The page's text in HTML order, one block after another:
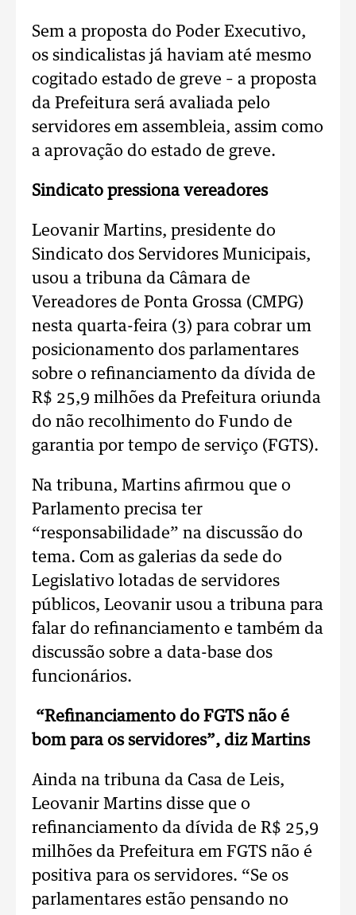
Sem a proposta do Poder Executivo,
os sindicalistas já haviam até mesmo
cogitado estado de greve – a proposta
da Prefeitura será avaliada pelo
servidores em assembleia, assim como
a aprovação do estado de greve.
Sindicato pressiona vereadores
Leovanir Martins, presidente do
Sindicato dos Servidores Municipais,
usou a tribuna da Câmara de
Vereadores de Ponta Grossa (CMPG)
nesta quarta-feira (3) para cobrar um
posicionamento dos parlamentares
sobre o refinanciamento da dívida de
R$ 25,9 milhões da Prefeitura oriunda
do não recolhimento do Fundo de
garantia por tempo de serviço (FGTS).
Na tribuna, Martins afirmou que o
Parlamento precisa ter
“responsabilidade” na discussão do
tema. Com as galerias da sede do
Legislativo lotadas de servidores
públicos, Leovanir usou a tribuna para
falar do refinanciamento e também da
discussão sobre a data-base dos
funcionários.
“Refinanciamento do FGTS não é
bom para os servidores”, diz Martins
Ainda na tribuna da Casa de Leis,
Leovanir Martins disse que o
refinanciamento da dívida de R$ 25,9
milhões da Prefeitura em FGTS não é
positiva para os servidores. “Se os
parlamentares estão pensando no